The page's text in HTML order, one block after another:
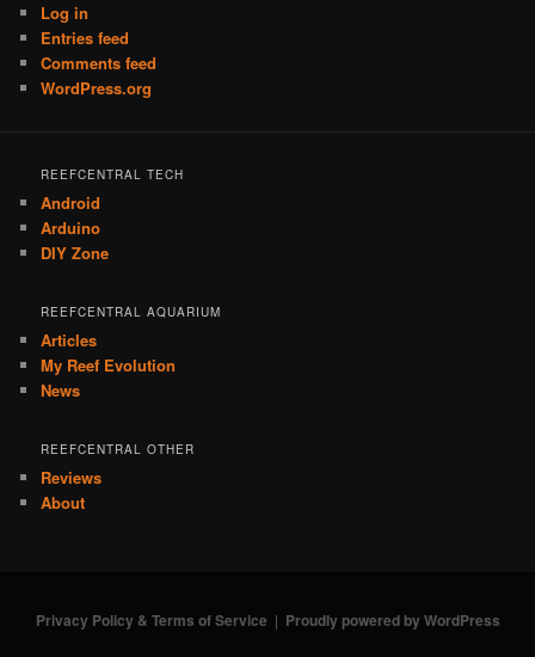
Log in
Entries feed
Comments feed
WordPress.org
REEFCENTRAL TECH
Android
Arduino
DIY Zone
REEFCENTRAL AQUARIUM
Articles
My Reef Evolution
News
REEFCENTRAL OTHER
Reviews
About
Privacy Policy & Terms of Service Proudly powered by WordPress